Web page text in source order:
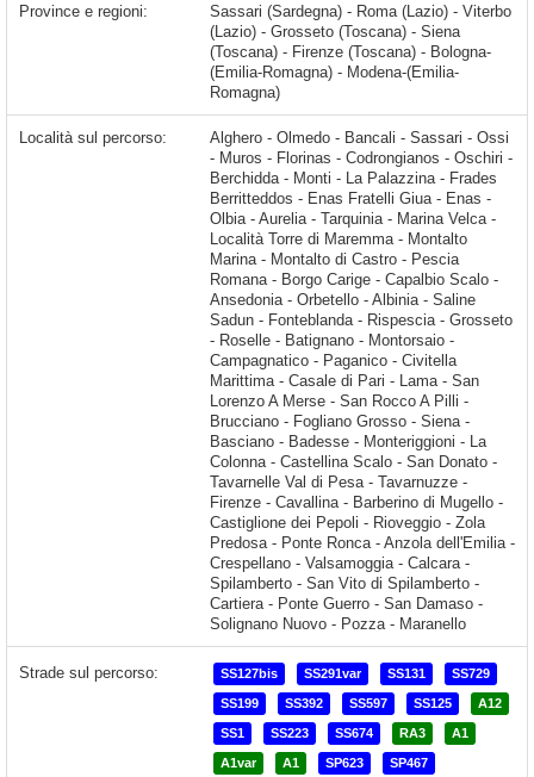
Province e regioni:
Sassari (Sardegna) - Roma (Lazio) - Viterbo
(Lazio) - Grosseto (Toscana) - Siena
(Toscana) - Firenze (Toscana) - Bologna-
(Emilia-Romagna) - Modena-(Emilia-
Romagna)
Località sul percorso: Alghero - Olmedo - Bancali - Sassari - Ossi - Muros - Florinas - Codrongianos - Oschiri - Berchidda - Monti - La Palazzina - Frades Berritteddos - Enas Fratelli Giua - Enas - Olbia - Aurelia - Tarquinia - Marina Velca - Località Torre di Maremma - Montalto Marina - Montalto di Castro - Pescia Romana - Borgo Carige - Capalbio Scalo - Ansedonia - Orbetello - Albinia - Saline Sadun - Fonteblanda - Rispescia - Grosseto - Roselle - Batignano - Montorsaio - Campagnatico -
Strade sul percorso: SS127bis SS291var SS131 SS729
SS199 SS392 SS597 SS125 A12
SS1 SS223 SS674 RA3 A1
A1var A1 SP623 SP467